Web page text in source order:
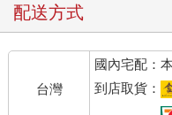
是外面的世界太過危險，
直到十幾年後，他才明白。
其實這兩種，沒有什麼區別
配送方式
台灣
國內宅配：
到店取貨：